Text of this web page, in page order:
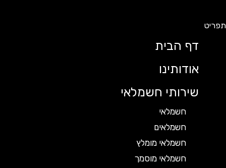
דף הבית
אודותינו
שירותי חשמלאי
חשמלאי
חשמלאים
חשמלאי מומלץ
חשמלאי מוסמך